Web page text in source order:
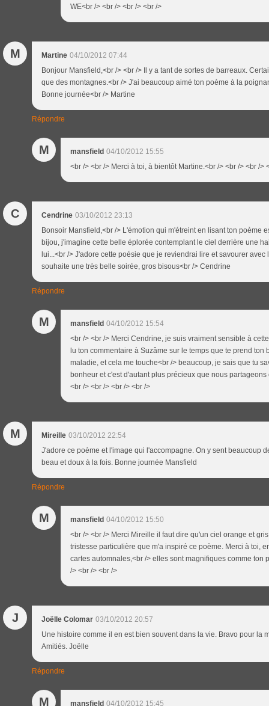
WE<br /> <br /> <br /> <br />
M Martine 04/10/2012 07:44
Bonjour Mansfield,<br /> <br /> Il y a tant de sortes de barreaux.
que des montagnes.<br /> J'ai beaucoup aimé ton poème à la
Bonne journée<br /> Martine
Répondre
M mansfield 04/10/2012 15:55
<br /> <br /> Merci à toi, à bientôt Martine.<br /> <br /> <br />
C Cendrine 03/10/2012 23:13
Bonsoir Mansfield,<br /> L'émotion qui m'étreint en lisant ton poème
bijou, j'imagine cette belle éplorée contemplant le ciel derrière une
lui...<br /> J'adore cette poésie que je reviendrai lire et savourer
souhaite une très belle soirée, gros bisous<br /> Cendrine
Répondre
M mansfield 04/10/2012 15:54
<br /> <br /> Merci Cendrine, je suis vraiment sensible à
lu ton commentaire à Suzâme sur le temps que te prend ton
maladie, et cela me touche<br /> beaucoup, je sais que tu
bonheur et c'est d'autant plus précieux que nous
<br /> <br /> <br /> <br />
M Mireille 03/10/2012 22:54
J'adore ce poème et l'image qui l'accompagne. On y sent beaucoup
beau et doux à la fois. Bonne journée Mansfield
Répondre
M mansfield 04/10/2012 15:50
<br /> <br /> Merci Mireille il faut dire qu'un ciel orange et
tristesse particulière que m'a inspiré ce poème. Merci à toi,
cartes automnales,<br /> elles sont magnifiques comme ton
/> <br /> <br />
J Joëlle Colomar 03/10/2012 20:57
Une histoire comme il en est bien souvent dans la vie. Bravo pour la
Amitiés. Joëlle
Répondre
M mansfield 04/10/2012 15:45